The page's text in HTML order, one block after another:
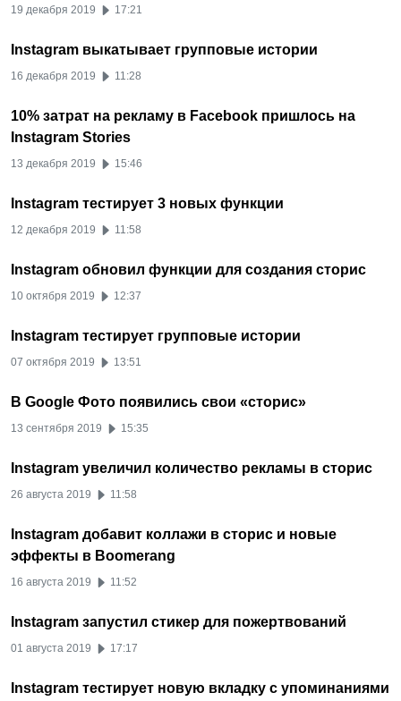
19 декабря 2019 17:21
Instagram выкатывает групповые истории
16 декабря 2019 11:28
10% затрат на рекламу в Facebook пришлось на
Instagram Stories
13 декабря 2019 15:46
Instagram тестирует 3 новых функции
12 декабря 2019 11:58
Instagram обновил функции для создания сторис
10 октября 2019 12:37
Instagram тестирует групповые истории
07 октября 2019 13:51
В Google Фото появились свои «сторис»
13 сентября 2019 15:35
Instagram увеличил количество рекламы в сторис
26 августа 2019 11:58
Instagram добавит коллажи в сторис и новые
эффекты в Boomerang
16 августа 2019 11:52
Instagram запустил стикер для пожертвований
01 августа 2019 17:17
Instagram тестирует новую вкладку с упоминаниями